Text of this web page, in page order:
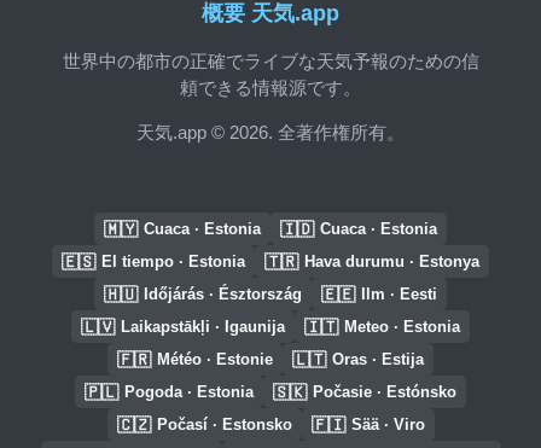
概要 天気.app
世界中の都市の正確でライブな天気予報のための信
頼できる情報源です。
天気.app © 2026. 全著作権所有。
🇲🇾 Cuaca · Estonia 🇮🇩 Cuaca · Estonia
🇪🇸 El tiempo · Estonia 🇹🇷 Hava durumu · Estonya
🇭🇺 Időjárás · Észtország 🇪🇪 Ilm · Eesti
🇱🇻 Laikapstākļi · Igaunija 🇮🇹 Meteo · Estonia
🇫🇷 Météo · Estonie 🇱🇹 Oras · Estija
🇵🇱 Pogoda · Estonia 🇸🇰 Počasie · Estónsko
🇨🇿 Počasí · Estonsko 🇫🇮 Sää · Viro